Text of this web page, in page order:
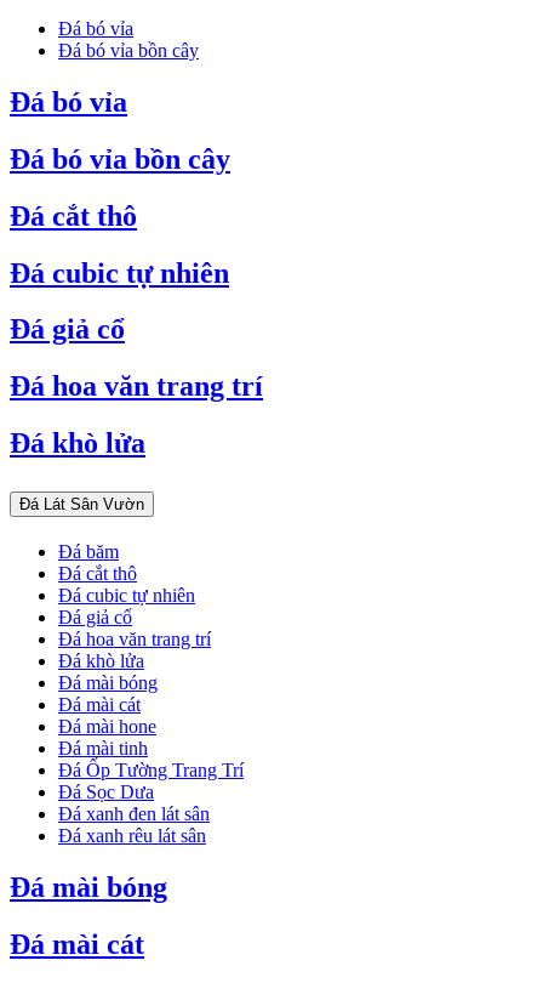
Đá bó vỉa
Đá bó vỉa bồn cây
Đá bó vỉa
Đá bó vỉa bồn cây
Đá cắt thô
Đá cubic tự nhiên
Đá giả cổ
Đá hoa văn trang trí
Đá khò lửa
Đá Lát Sân Vườn
Đá băm
Đá cắt thô
Đá cubic tự nhiên
Đá giả cổ
Đá hoa văn trang trí
Đá khò lửa
Đá mài bóng
Đá mài cát
Đá mài hone
Đá mài tinh
Đá Ốp Tường Trang Trí
Đá Sọc Dưa
Đá xanh đen lát sân
Đá xanh rêu lát sân
Đá mài bóng
Đá mài cát